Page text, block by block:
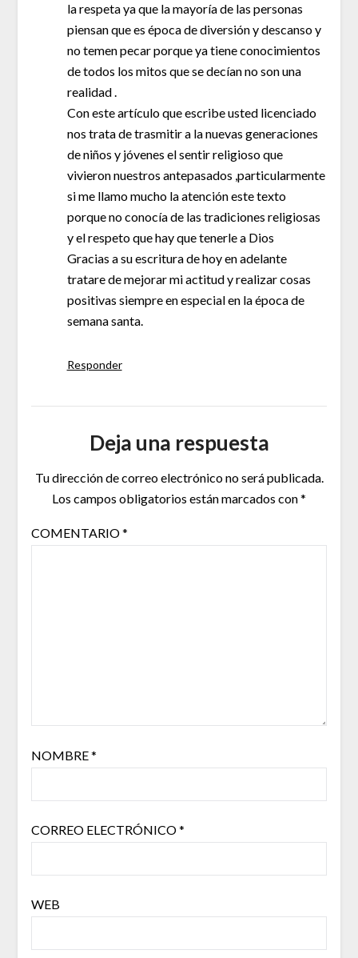
la respeta ya que la mayoría de las personas
piensan que es época de diversión y descanso y
no temen pecar porque ya tiene conocimientos
de todos los mitos que se decían no son una
realidad .
Con este artículo que escribe usted licenciado
nos trata de trasmitir a la nuevas generaciones
de niños y jóvenes el sentir religioso que
vivieron nuestros antepasados ,particularmente
si me llamo mucho la atención este texto
porque no conocía de las tradiciones religiosas
y el respeto que hay que tenerle a Dios
Gracias a su escritura de hoy en adelante
tratare de mejorar mi actitud y realizar cosas
positivas siempre en especial en la época de
semana santa.
Responder
Deja una respuesta
Tu dirección de correo electrónico no será publicada.
Los campos obligatorios están marcados con*
COMENTARIO*
NOMBRE*
CORREO ELECTRÓNICO*
WEB